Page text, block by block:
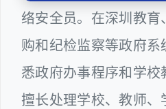
络安全员。在深圳教
购和纪检监察等政府
悉政府办事程序和学校
擅长处理学校、教师